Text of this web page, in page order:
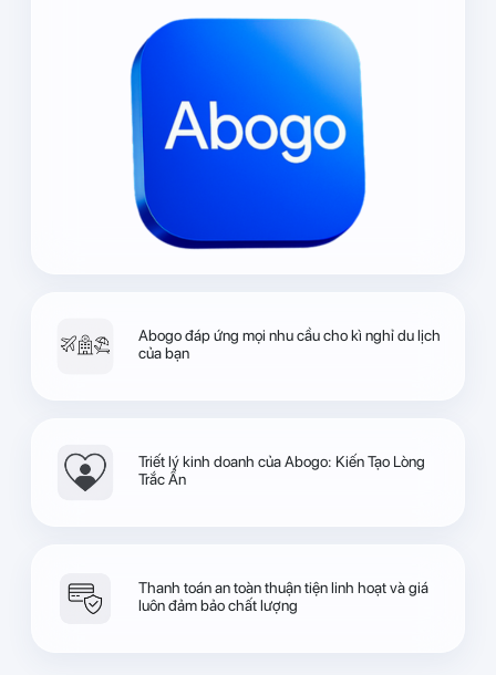
Abogo đáp ứng mọi nhu cầu cho kì nghỉ du lịch
của bạn
Triết lý kinh doanh của Abogo: Kiến Tạo Lòng
Trắc Ẩn
Thanh toán an toàn thuận tiện linh hoạt và giá
luôn đảm bảo chất lượng